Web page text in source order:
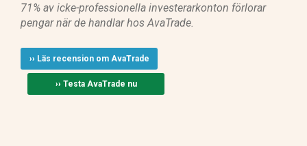
71% av icke-professionella investerarkonton förlorar
pengar när de handlar hos AvaTrade.
›› Läs recension om AvaTrade
›› Testa AvaTrade nu